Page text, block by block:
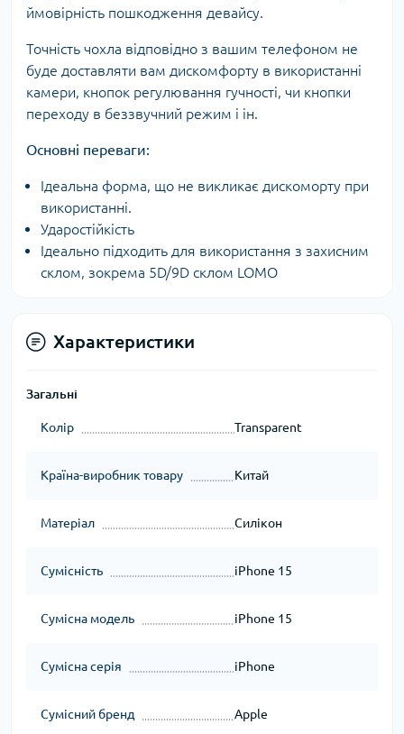
ймовірність пошкодження девайсу.
Точність чохла відповідно з вашим телефоном не
буде доставляти вам дискомфорту в використанні
камери, кнопок регулювання гучності, чи кнопки
переходу в беззвучний режим і ін.
Основні переваги:
Ідеальна форма, що не викликає дискоморту при
використанні.
Ударостійкість
Ідеально підходить для використання з захисним
склом, зокрема 5D/9D склом LOMO
Характеристики
Загальні
Колір Transparent
Країна-виробник товару Китай
Матеріал Силікон
Сумісність iPhone 15
Сумісна модель iPhone 15
Сумісна серія iPhone
Сумісний бренд Apple